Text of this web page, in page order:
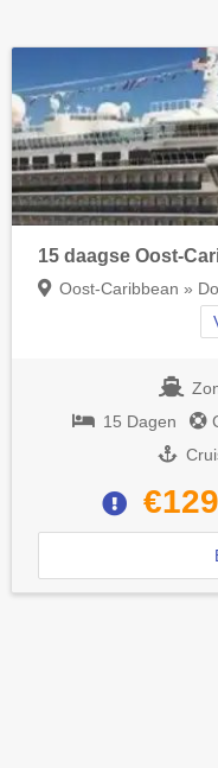
Oost-Caribbean »
15 Dagen